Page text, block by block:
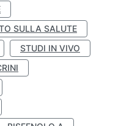
SULLA SALUTE
STUDI IN VIVO